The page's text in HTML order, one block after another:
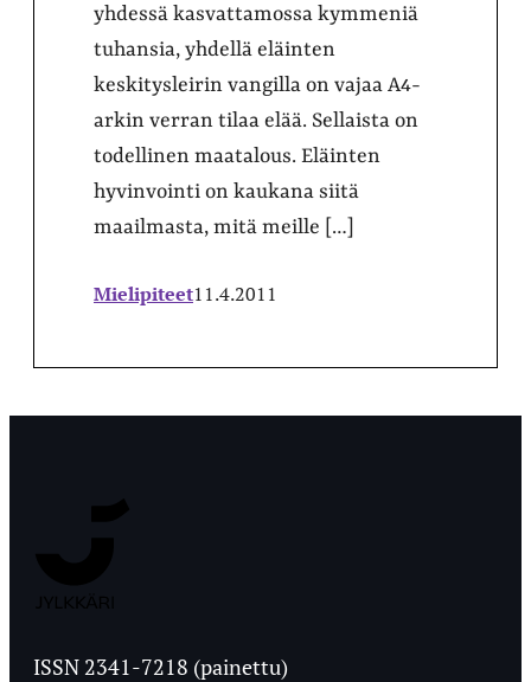
yhdessä kasvattamossa kymmeniä
tuhansia, yhdellä eläinten
keskitysleirin vangilla on vajaa A4-
arkin verran tilaa elää. Sellaista on
todellinen maatalous. Eläinten
hyvinvointi on kaukana siitä
maailmasta, mitä meille […]
Mielipiteet11.4.2011
Ylioppilaslehti
ISSN 2341-7218 (painettu)